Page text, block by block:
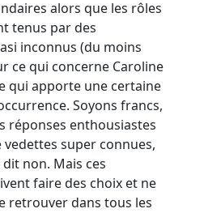
alors que les rôles
tenus par des
inconnus (du moins
ce qui concerne Caroline
qui apporte une certaine
Soyons francs,
réponses enthousiastes
vedettes super connues,
dit non. Mais ces
faire des choix et ne
retrouver dans tous les